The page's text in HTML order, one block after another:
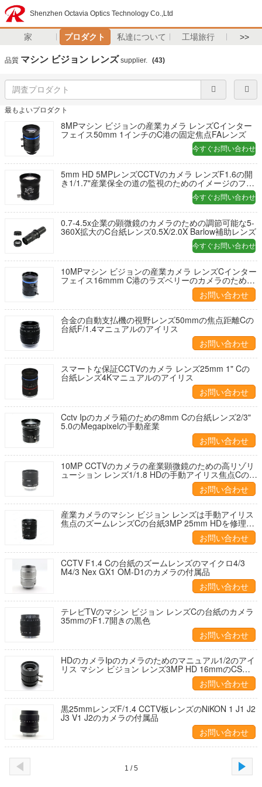
Shenzhen Octavia Optics Technology Co.,Ltd
家 プロダクト 私達について 工場旅行 >>
品質 マシン ビジョン レンズ supplier. (43)
最もよいプロダクト
8MPマシン ビジョンの産業カメラ レンズCインター
フェイス50mm 1インチのC港の固定焦点FAレンズ
今すぐお問い合わせ
5mm HD 5MPレンズCCTVのカメラ レンズF1.6の開
き1/1.7"産業保全の道の監視のためのイメージのフォ
今すぐお問い合わせ
0.7-4.5x企業の顕微鏡のカメラのための調節可能な5-
360X拡大のC台紙レンズ0.5X/2.0X Barlow補助レンズ
今すぐお問い合わせ
10MPマシン ビジョンの産業カメラ レンズCインター
フェイス16mmm C港のラズベリーのカメラのための
お問い合わせ
合金の自動支払機の視野レンズ50mmの焦点距離Cの
台紙F/1.4マニュアルのアイリス
お問い合わせ
スマートな保証CCTVのカメラ レンズ25mm 1" Cの
台紙レンズ4Kマニュアルのアイリス
お問い合わせ
Cctv Ipのカメラ箱のための8mm Cの台紙レンズ2/3"
5.0のMegapixelの手動産業
お問い合わせ
10MP CCTVのカメラの産業顕微鏡のための高リゾリ
ューション レンズ1/1.8 HDの手動アイリス焦点Cの台
お問い合わせ
産業カメラのマシン ビジョン レンズは手動アイリス
焦点のズームレンズCの台紙3MP 25mm HDを修理し
お問い合わせ
CCTV F1.4 Cの台紙のズームレンズのマイクロ4/3
M4/3 Nex GX1 OM-D1のカメラの付属品
お問い合わせ
テレビTVのマシン ビジョン レンズCの台紙のカメラ
35mmのF1.7開きの黒色
お問い合わせ
HDのカメラIpのカメラのためのマニュアル1/2のアイ
リス マシン ビジョン レンズ3MP HD 16mmのCSの
お問い合わせ
黒25mmレンズF/1.4 CCTV板レンズのNiKON 1 J1 J2
J3 V1 J2のカメラの付属品
お問い合わせ
1 / 5